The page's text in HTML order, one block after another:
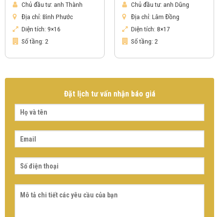
Chủ đầu tư: anh Thành
Địa chỉ: Bình Phước
Diện tích: 9×16
Số tầng: 2
Chủ đầu tư: anh Dũng
Địa chỉ: Lâm Đồng
Diện tích: 8×17
Số tầng: 2
Đặt lịch tư vấn nhận báo giá